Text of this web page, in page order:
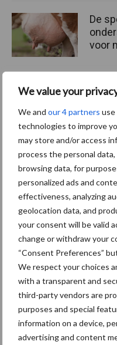
We value your
We and our 4 partners use
technologies to improve
may store and/or access
process the personal
browsing data, for
personalized ads and
effectiveness, analyzing
geolocation data, and
your consent will be valid
change or withdraw your
“Consent Preferences”
We respect your choices
with a transparent and
third-party vendors are
purposes and special
information on a device,
advertising and content
De
voor
markt
Themapagina's
Diergezondheid
Bedrijfsnieuws